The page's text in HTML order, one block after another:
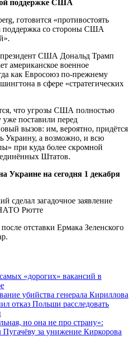
поддержке США
готовится «противостоять
поддержка со стороны США
президент США Дональд Трамп
американское военное
как Евросоюз по-прежнему
в сфере «стратегических
что угрозы США полностью
поставили перед
вызов: им, вероятно, придётся
Украину, а возможно, и всю
при куда более скромной
Штатов.
Украине на сегодня 1 декабря
отставки Ермака Зеленского
«дорогих» вакансий в
убийства генерала Кириллова
отказ Польши расследовать
но она не про страну»:
за унижение Киркорова